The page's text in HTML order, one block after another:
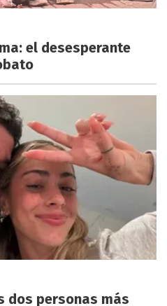
el desesperante
dos personas más